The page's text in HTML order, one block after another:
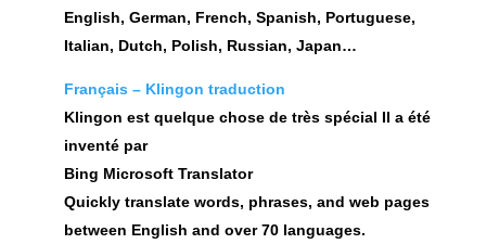
English, German, French, Spanish, Portuguese,
Italian, Dutch, Polish, Russian, Japan…
Français – Klingon traduction
Klingon est quelque chose de très spécial Il a été
inventé par
Bing Microsoft Translator
Quickly translate words, phrases, and web pages
between English and over 70 languages.